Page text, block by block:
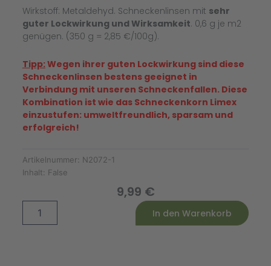
Wirkstoff: Metaldehyd. Schneckenlinsen mit sehr
guter Lockwirkung und Wirksamkeit. 0,6 g je m2
genügen. (350 g = 2,85 €/100g).
Tipp: Wegen ihrer guten Lockwirkung sind diese
Schneckenlinsen bestens geeignet in
Verbindung mit unseren Schneckenfallen. Diese
Kombination ist wie das Schneckenkorn Limex
einzustufen: umweltfreundlich, sparsam und
erfolgreich!
Artikelnummer: N2072-1
Inhalt: False
9,99 €
(350g)
In den Warenkorb
Alternative: